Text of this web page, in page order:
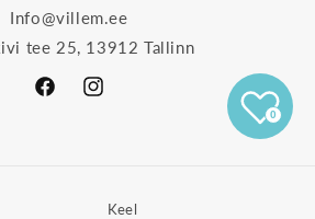
Info@villem.ee
tee 25, 13912 Tallinn
FacebookInstagram
Keel
0